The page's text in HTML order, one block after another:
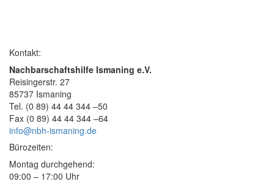
Kontakt:
Nachbarschaftshilfe Ismaning e.V.
Reisingerstr. 27
85737 Ismaning
Tel. (0 89) 44 44 344 –50
Fax (0 89) 44 44 344 –64
info@nbh-ismaning.de
Bürozeiten:
Montag durchgehend:
09:00 – 17:00 Uhr